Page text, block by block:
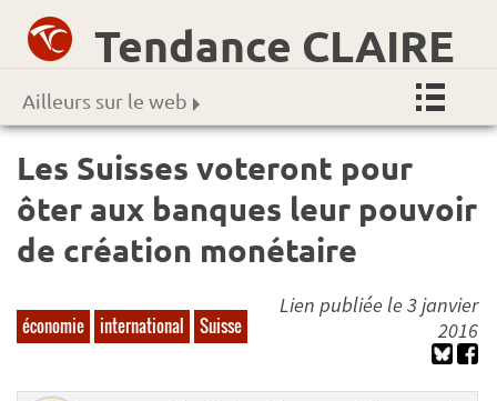
Tendance CLAIRE
Ailleurs sur le web
Les Suisses voteront pour
ôter aux banques leur pouvoir
de création monétaire
économie international Suisse
Lien publiée le 3 janvier
2016